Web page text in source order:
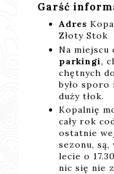
Garść
Adres
Złoty Stok
Na miejscu
parkingi,
chętnych
było sporo
duży tłok.
Kopalnię
cały rok
ostatnie
sezonu, są,
lecie o
nic się nie